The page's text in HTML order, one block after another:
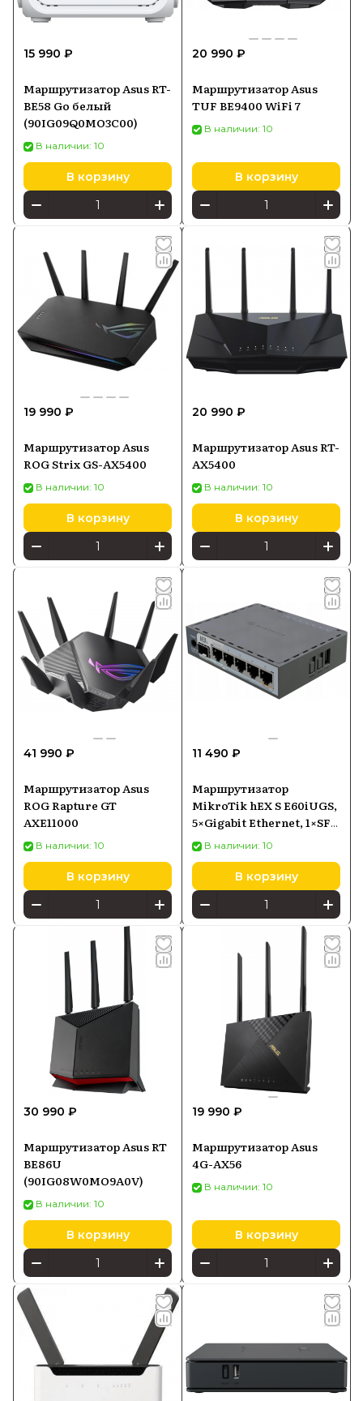
15 990 ₽
Маршрутизатор Asus RT-
BE58 Go белый
(90IG09Q0MO3C00)
В наличии: 10
В корзину
20 990 ₽
Маршрутизатор Asus
TUF BE9400 WiFi 7
В наличии: 10
В корзину
19 990 ₽
Маршрутизатор Asus
ROG Strix GS-AX5400
В наличии: 10
В корзину
20 990 ₽
Маршрутизатор Asus RT-
AX5400
В наличии: 10
В корзину
41 990 ₽
Маршрутизатор Asus
ROG Rapture GT
AXE11000
В наличии: 10
В корзину
11 490 ₽
Маршрутизатор
MikroTik hEX S E60iUGS,
5×Gigabit Ethernet, 1×SFP,
PoE-in
В наличии: 10
В корзину
30 990 ₽
Маршрутизатор Asus RT
BE86U
(90IG08W0MO9A0V)
В наличии: 10
В корзину
19 990 ₽
Маршрутизатор Asus
4G-AX56
В наличии: 10
В корзину